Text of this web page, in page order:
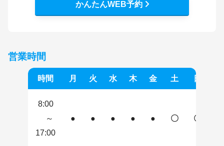
かんたんWEB予約
営業時間
時間 月 火 水 木 金 土 日
8:00
～
17:00
● ● ● ● ● 〇 〇